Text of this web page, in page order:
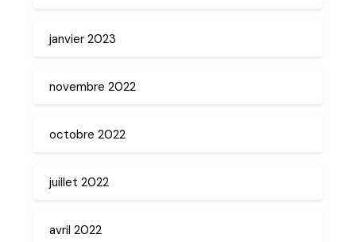
janvier 2023
novembre 2022
octobre 2022
juillet 2022
avril 2022